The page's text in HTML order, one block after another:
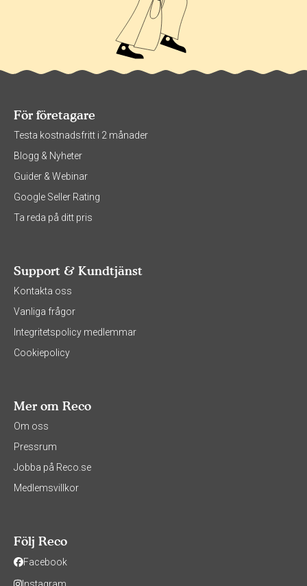
För företagare
Testa kostnadsfritt i 2 månader
Blogg & Nyheter
Guider & Webinar
Google Seller Rating
Ta reda på ditt pris
Support & Kundtjänst
Kontakta oss
Vanliga frågor
Integritetspolicy medlemmar
Cookiepolicy
Mer om Reco
Om oss
Pressrum
Jobba på Reco.se
Medlemsvillkor
Följ Reco
Facebook